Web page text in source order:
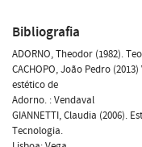
Bibliografia
ADORNO, Theodor (1982).
CACHOPO, João Pedro
estético de
Adorno. : Vendaval
GIANNETTI, Claudia (2006).
Tecnologia.